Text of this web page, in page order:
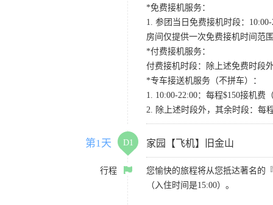
*免费接机服务：
1. 参团当日免费接机时段：
房间仅提供一次免费接机时间范
*付费接机服务：
付费接机时段：除上述免费时段
*专车接送机服务（不拼车）：
1. 10:00-22:00：每程$150接机
2. 除上述时段外，其余时段：每
第1天 D1 家园【飞机】旧金山
行程
您愉快的旅程将从您抵达著名的
（入住时间是15:00）。